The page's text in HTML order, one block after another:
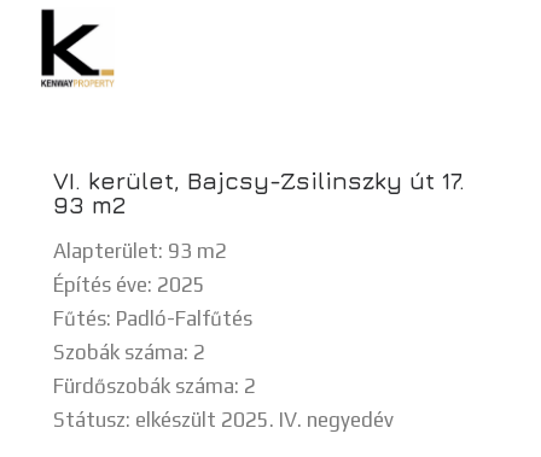
VI. kerület, Bajcsy-Zsilinszky út 17.
93 m2
Alapterület: 93 m2
Építés éve: 2025
Fűtés: Padló-Falfűtés
Szobák száma: 2
Fürdőszobák száma: 2
Státusz: elkészült 2025. IV. negyedév